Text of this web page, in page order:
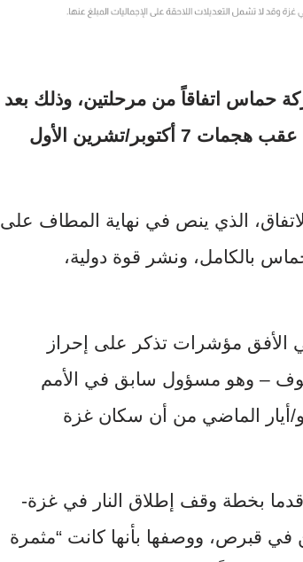
حماس اتفاقاً من مرحلتين، وذلك بعد
عامين من القصف والحصار في قطاع غزة عقب هجمات 7 أكتوبر/تشرين الأول
الاتفاق، الذي ينص في نهاية المطاف على
بالكامل، ونشر قوة دولية،
الأفق مؤشرات تذكر على إحراز
– وهو مسؤول سابق في الأمم
أيار الماضي من أن سكان غزة
بخطة وقف إطلاق النار في غزة-
في قبرص، ووصفها بأنها كانت “مثمرة